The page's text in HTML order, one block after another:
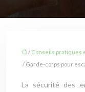
/ Conseils pratiques
/ Garde-corps pour
La sécurité des